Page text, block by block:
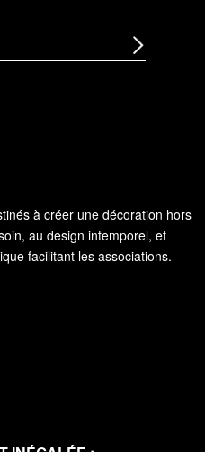
à créer une décoration hors
au design intemporel, et
facilitant les associations.